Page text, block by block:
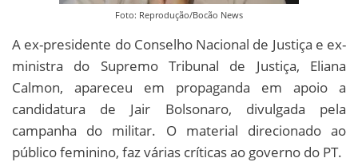
Foto: Reprodução/Bocão News
A ex-presidente do Conselho Nacional de Justiça e ex-
ministra do Supremo Tribunal de Justiça, Eliana
Calmon, apareceu em propaganda em apoio a
candidatura de Jair Bolsonaro, divulgada pela
campanha do militar. O material direcionado ao
público feminino, faz várias críticas ao governo do PT.